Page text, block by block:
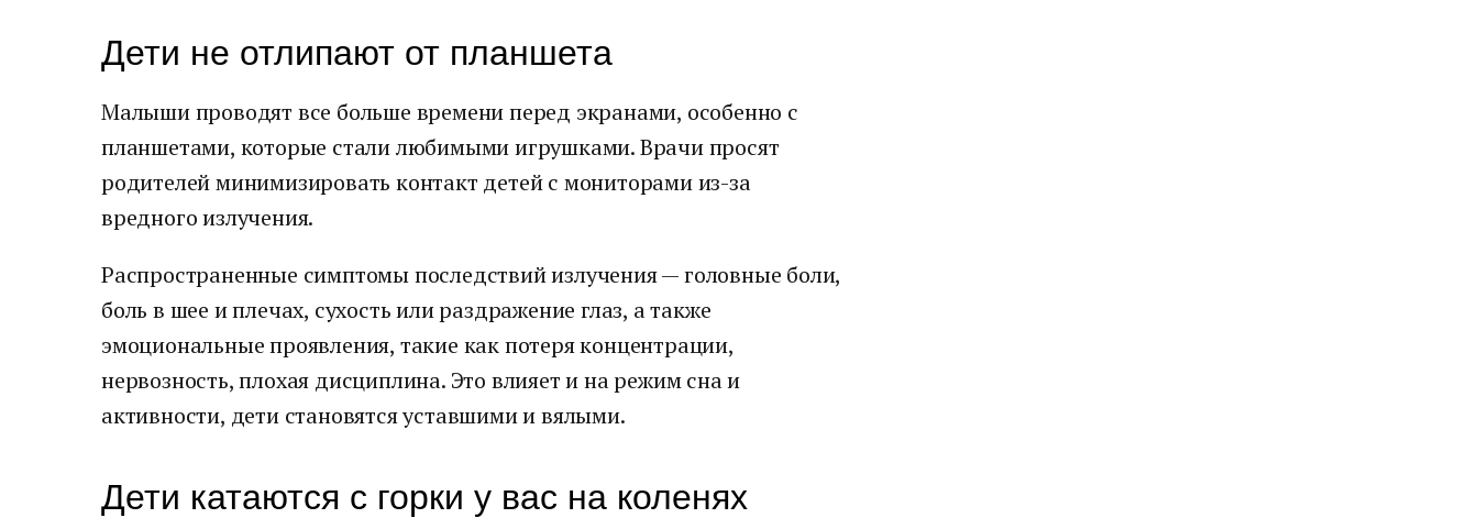
Дети не отлипают от планшета
Малыши проводят все больше времени перед экранами, особенно с
планшетами, которые стали любимыми игрушками. Врачи просят
родителей минимизировать контакт детей с мониторами из-за
вредного излучения.
Распространенные симптомы последствий излучения — головные боли,
боль в шее и плечах, сухость или раздражение глаз, а также
эмоциональные проявления, такие как потеря концентрации,
нервозность, плохая дисциплина. Это влияет и на режим сна и
активности, дети становятся уставшими и вялыми.
Дети катаются с горки у вас на коленях